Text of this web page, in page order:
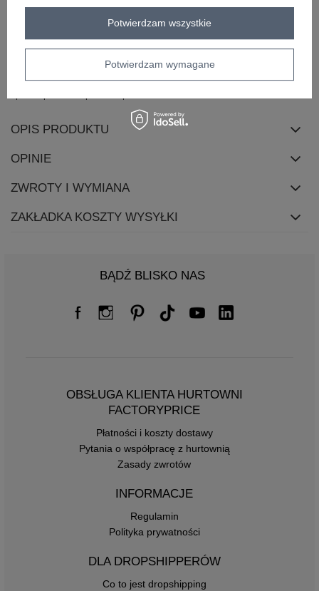
rękaw
krótki rękaw
okrągły
naszywki
OPIS PRODUKTU
OPINIE
ZWROTY I WYMIANA
ZAKŁADKA KOSZTY WYSYŁKI
BĄDŹ BLISKO NAS
OBSŁUGA KLIENTA HURTOWNI
FACTORYPRICE
Płatności i koszty dostawy
Pytania o współpracę z hurtownią
Zasady zwrotów
INFORMACJE
Regulamin
Polityka prywatności
DLA DROPSHIPPERÓW
Co to jest dropshipping
Potwierdzam wymagane
Potwierdzam wszystkie